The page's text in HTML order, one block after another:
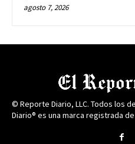
agosto 7, 2026
© Reporte Diario, LLC. Todos los
Diario® es una marca registrada de